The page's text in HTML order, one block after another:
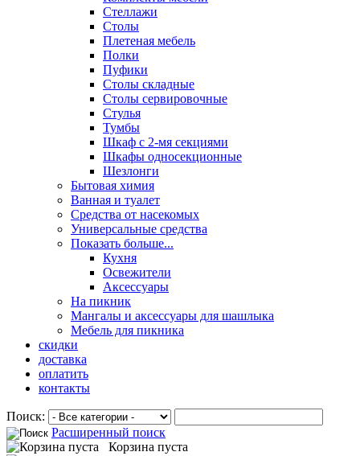
Стеллажи
Столы
Плетеная мебель
Полки
Пуфики
Столы складные
Столы сервировочные
Стулья
Тумбы
Шкаф с 2-мя секциями
Шкафы односекционные
Шезлонги
Бытовая химия
Ванная и туалет
Средства от насекомых
Универсальные средства
Показать больше...
Кухня
Освежители
Аксессуары
На пикник
Мангалы и аксессуары для шашлыка
Мебель для пикника
скидки
доставка
оплатить
контакты
Поиск:
Расширенный поиск
Корзина пуста